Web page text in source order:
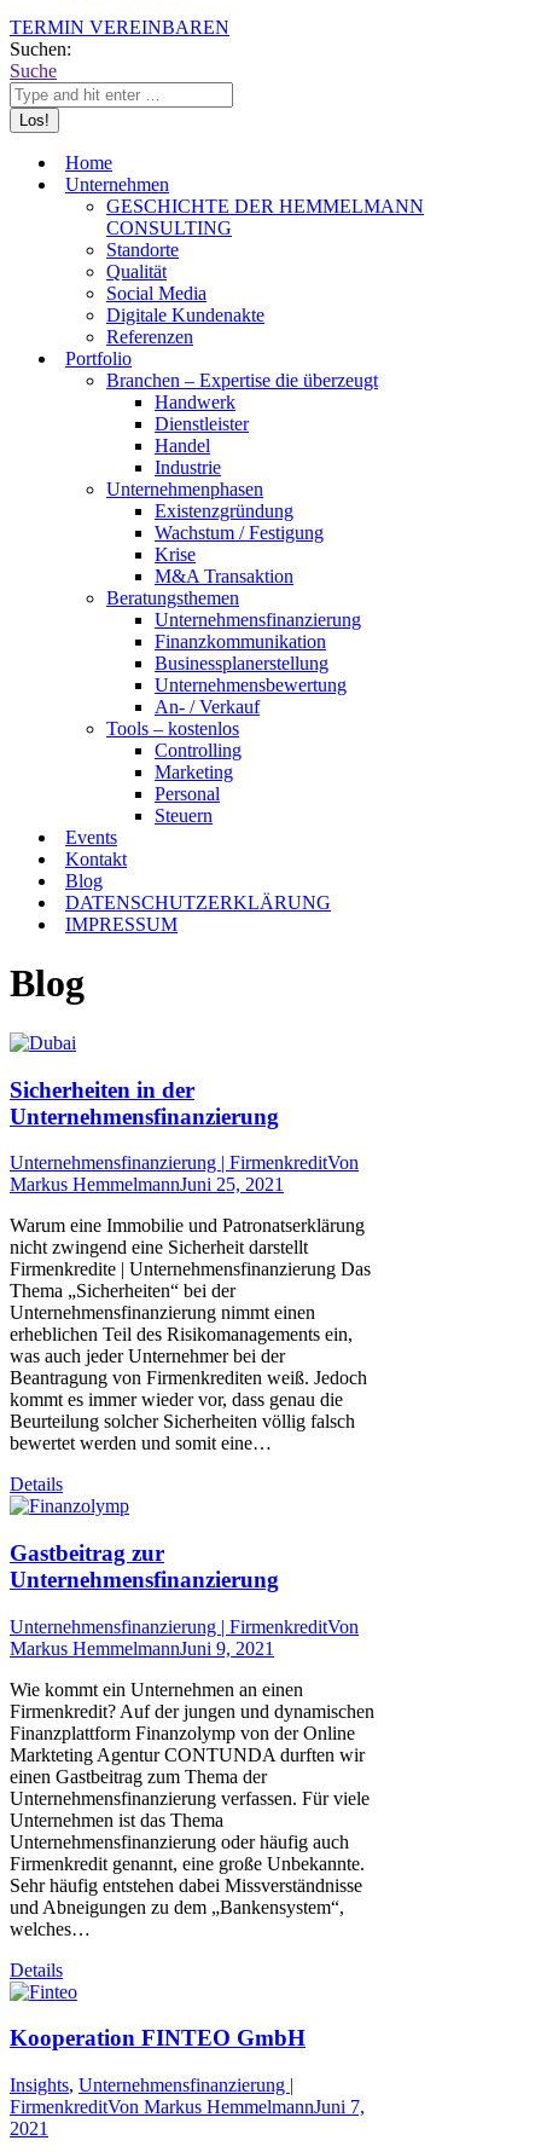
TERMIN VEREINBAREN
Suchen:
Suche
Home
Unternehmen
GESCHICHTE DER HEMMELMANN
CONSULTING
Standorte
Qualität
Social Media
Digitale Kundenakte
Referenzen
Portfolio
Branchen – Expertise die überzeugt
Handwerk
Dienstleister
Handel
Industrie
Unternehmenphasen
Existenzgründung
Wachstum / Festigung
Krise
M&A Transaktion
Beratungsthemen
Unternehmensfinanzierung
Finanzkommunikation
Businessplanerstellung
Unternehmensbewertung
An- / Verkauf
Tools – kostenlos
Controlling
Marketing
Personal
Steuern
Events
Kontakt
Blog
DATENSCHUTZERKLÄRUNG
IMPRESSUM
Blog
Sicherheiten in der
Unternehmensfinanzierung
Unternehmensfinanzierung | FirmenkreditVon
Markus HemmelmannJuni 25, 2021
Warum eine Immobilie und Patronatserklärung
nicht zwingend eine Sicherheit darstellt
Firmenkredite | Unternehmensfinanzierung Das
Thema „Sicherheiten“ bei der
Unternehmensfinanzierung nimmt einen
erheblichen Teil des Risikomanagements ein,
was auch jeder Unternehmer bei der
Beantragung von Firmenkrediten weiß. Jedoch
kommt es immer wieder vor, dass genau die
Beurteilung solcher Sicherheiten völlig falsch
bewertet werden und somit eine…
Details
Gastbeitrag zur
Unternehmensfinanzierung
Unternehmensfinanzierung | FirmenkreditVon
Markus HemmelmannJuni 9, 2021
Wie kommt ein Unternehmen an einen
Firmenkredit? Auf der jungen und dynamischen
Finanzplattform Finanzolymp von der Online
Markteting Agentur CONTUNDA durften wir
einen Gastbeitrag zum Thema der
Unternehmensfinanzierung verfassen. Für viele
Unternehmen ist das Thema
Unternehmensfinanzierung oder häufig auch
Firmenkredit genannt, eine große Unbekannte.
Sehr häufig entstehen dabei Missverständnisse
und Abneigungen zu dem „Bankensystem“,
welches…
Details
Kooperation FINTEO GmbH
Insights, Unternehmensfinanzierung |
FirmenkreditVon Markus HemmelmannJuni 7,
2021